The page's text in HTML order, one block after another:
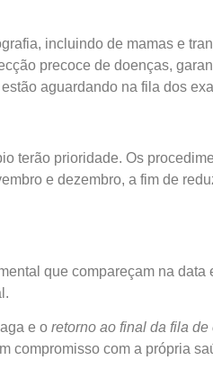
incluindo de mamas e
precoce de doenças,
aguardando na fila dos
terão prioridade. Os
e dezembro, a fim de
que compareçam na data
e o retorno ao final da fila de
compromisso com a própria